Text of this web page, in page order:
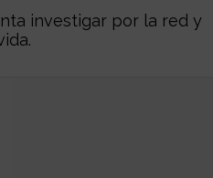
investigar por la red y